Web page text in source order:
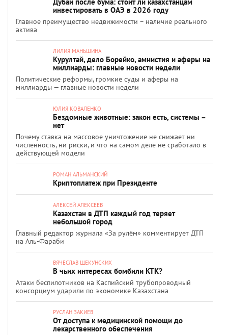
инвестировать в ОАЭ в 2026 году
Главное преимущество недвижимости – наличие реального
актива
ЛИЛИЯ МАНЬШИНА
Курултай, дело Борейко, амнистия и аферы на
миллиарды: главные новости недели
Политические реформы, громкие суды и аферы на
миллиарды — главные новости недели
ЮЛИЯ КОВАЛЕНКО
Бездомные животные: закон есть, системы –
нет
Почему ставка на массовое уничтожение не снижает ни
численность, ни риски, и что на самом деле не сработало в
действующей модели
РОМАН АЛЬМАНСКИЙ
Криптоплатеж при Президенте
АЛЕКСЕЙ АЛЕКСЕЕВ
Казахстан в ДТП каждый год теряет
небольшой город
Главный редактор журнала «За рулём» комментирует ДТП
на Аль-Фараби
ВЯЧЕСЛАВ ЩЕКУНСКИХ
В чьих интересах бомбили КТК?
Атаки беспилотников на Каспийский трубопроводный
консорциум ударили по экономике Казахстана
РУСЛАН ЗАКИЕВ
От доступа к медицинской помощи до
лекарственного обеспечения